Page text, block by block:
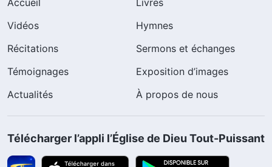
Accueil
Livres
Vidéos
Hymnes
Récitations
Sermons et échanges
Témoignages
Exposition d’images
Actualités
À propos de nous
Télécharger l’appli l’Église de Dieu Tout-Puissant